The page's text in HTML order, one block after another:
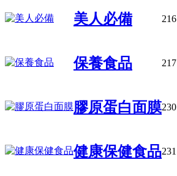
美人必備 216
保養食品 217
膠原蛋白面膜230
健康保健食品231